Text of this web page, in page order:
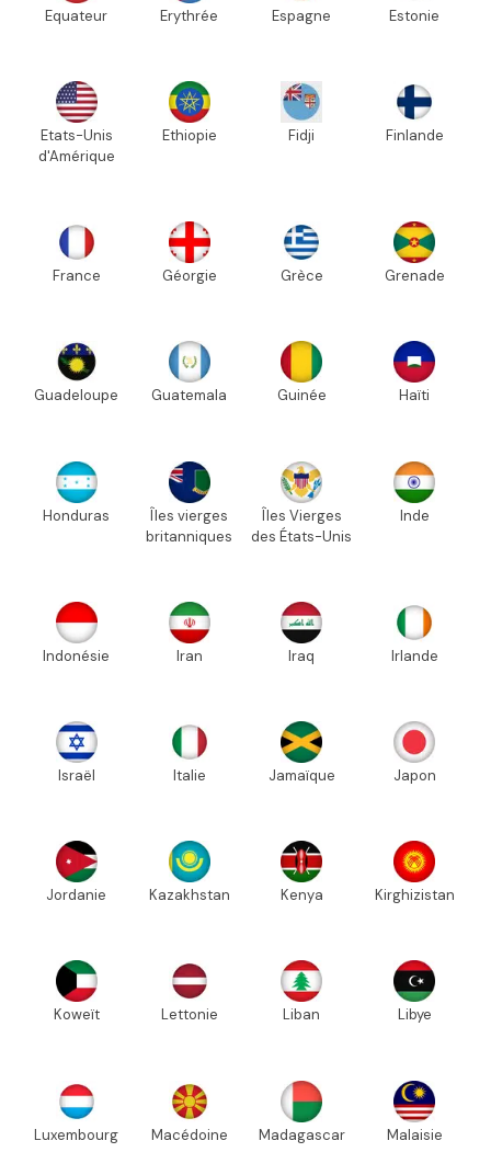
Equateur Erythrée Espagne Estonie
Etats-Unis
d'Amérique
Ethiopie Fidji Finlande
France Géorgie Grèce Grenade
Guadeloupe Guatemala Guinée Haïti
Honduras
Îles vierges
britanniques
Îles Vierges
des États-Unis
Inde
Indonésie Iran Iraq Irlande
Israël Italie Jamaïque Japon
Jordanie Kazakhstan Kenya Kirghizistan
Koweït Lettonie Liban Libye
Luxembourg Macédoine Madagascar Malaisie